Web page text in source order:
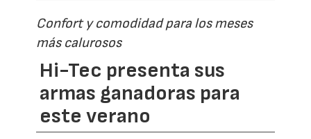
Confort y comodidad para los meses
más calurosos
Hi-Tec presenta sus
armas ganadoras para
este verano